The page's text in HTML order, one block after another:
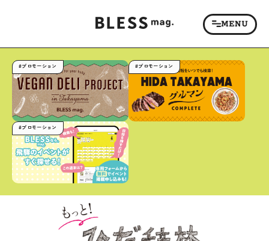
#プロモーション #プロモーション
#プロモーション